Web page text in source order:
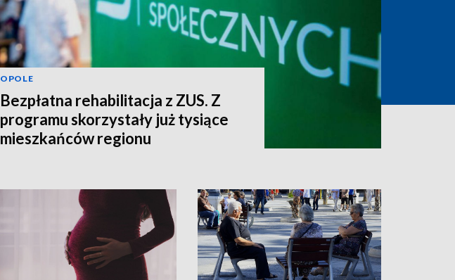
OPOLE
Bezpłatna rehabilitacja z ZUS. Z
programu skorzystały już tysiące
mieszkańców regionu